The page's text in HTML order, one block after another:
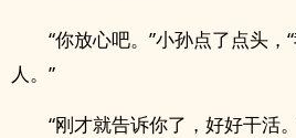
“你放心吧。”小孙点了点头
人。”
“刚才就告诉你了，好好干活